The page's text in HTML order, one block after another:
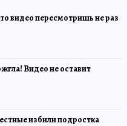
видео пересмотришь не раз
Видео не оставит
избили подростка